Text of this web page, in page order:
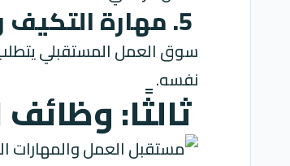
سوق العمل المستقبلي يتطلب
نفسه.
ثالثًا: